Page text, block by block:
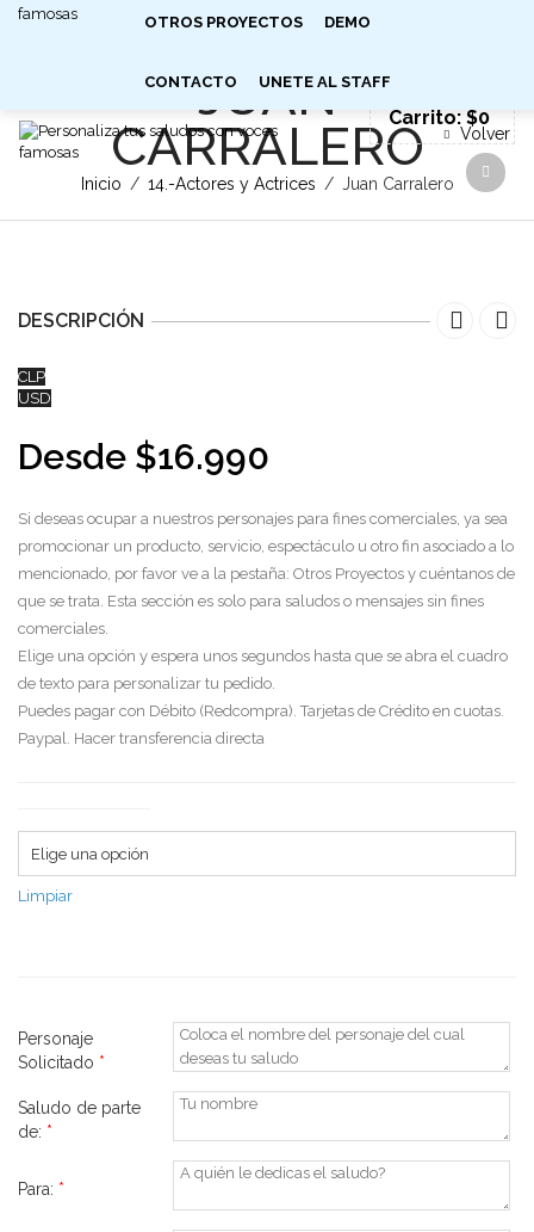
OTROS PROYECTOS DEMO
CONTACTO UNETE AL STAFF
EN FR £ € $
Carrito:$0
JUAN
CARRALERO
Inicio / 14.-Actores y Actrices / Juan Carralero
Volver
DESCRIPCIÓN
CLP
USD
Desde $16.990
Si deseas ocupar a nuestros personajes para fines comerciales, ya sea
promocionar un producto, servicio, espectáculo u otro fin asociado a lo
mencionado, por favor ve a la pestaña: Otros Proyectos y cuéntanos de
que se trata. Esta sección es solo para saludos o mensajes sin fines
comerciales.
Elige una opción y espera unos segundos hasta que se abra el cuadro
de texto para personalizar tu pedido.
Puedes pagar con Débito (Redcompra). Tarjetas de Crédito en cuotas.
Paypal. Hacer transferencia directa
Limpiar
Personaje
Solicitado *
Saludo de parte
de: *
Para: *